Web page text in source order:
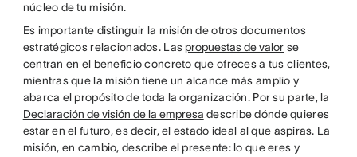
núcleo de tu misión.
Es importante distinguir la misión de otros documentos
estratégicos relacionados. Las propuestas de valor se
centran en el beneficio concreto que ofreces a tus clientes,
mientras que la misión tiene un alcance más amplio y
abarca el propósito de toda la organización. Por su parte, la
Declaración de visión de la empresa describe dónde quieres
estar en el futuro, es decir, el estado ideal al que aspiras. La
misión, en cambio, describe el presente: lo que eres y